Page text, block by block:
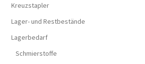
Kreuzstapler
Lager- und Restbestände
Lagerbedarf
Schmierstoffe